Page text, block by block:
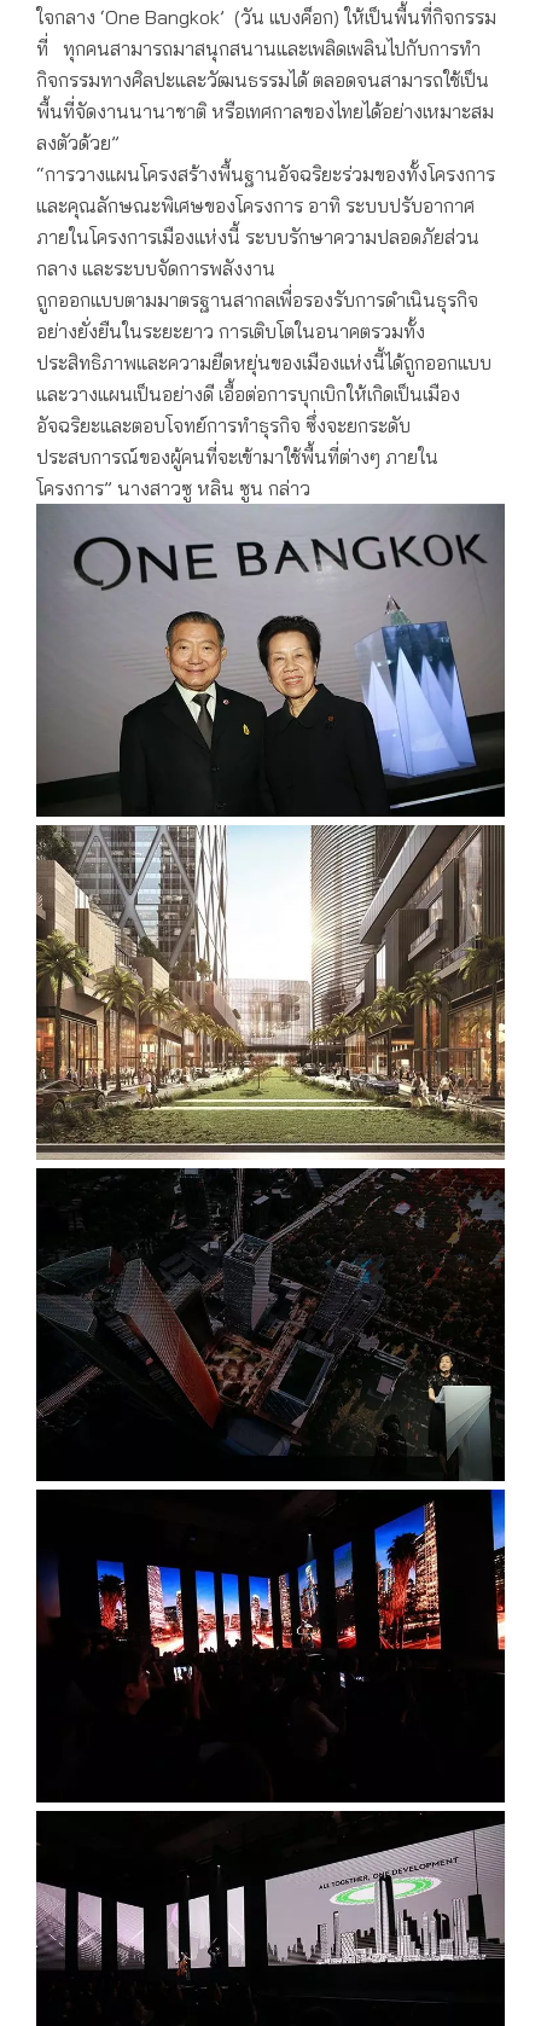
ใจกลาง ‘One Bangkok’ (วัน แบงค็อก) ให้เป็นพื้นที่กิจกรรม
ที่ ทุกคนสามารถมาสนุกสนานและเพลิดเพลินไปกับการทำ
กิจกรรมทางศิลปะและวัฒนธรรมได้ ตลอดจนสามารถใช้เป็น
พื้นที่จัดงานนานาชาติ หรือเทศกาลของไทยได้อย่างเหมาะสม
ลงตัวด้วย”
“การวางแผนโครงสร้างพื้นฐานอัจฉริยะร่วมของทั้งโครงการ
และคุณลักษณะพิเศษของโครงการ อาทิ ระบบปรับอากาศ
ภายในโครงการเมืองแห่งนี้ ระบบรักษาความปลอดภัยส่วน
กลาง และระบบจัดการพลังงาน
ถูกออกแบบตามมาตรฐานสากลเพื่อรองรับการดำเนินธุรกิจ
อย่างยั่งยืนในระยะยาว การเติบโตในอนาคตรวมทั้ง
ประสิทธิภาพและความยืดหยุ่นของเมืองแห่งนี้ได้ถูกออกแบบ
และวางแผนเป็นอย่างดี เอื้อต่อการบุกเบิกให้เกิดเป็นเมือง
อัจฉริยะและตอบโจทย์การทำธุรกิจ ซึ่งจะยกระดับ
ประสบการณ์ของผู้คนที่จะเข้ามาใช้พื้นที่ต่างๆ ภายใน
โครงการ” นางสาวซู หลิน ซูน กล่าว